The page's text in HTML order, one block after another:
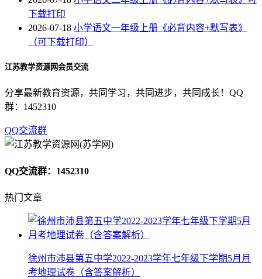
下载打印
2026-07-18 小学语文一年级上册《必背内容+默写表》
（可下载打印）
江苏教学资源网会员交流
分享最新教育资源，共同学习，共同进步，共同成长！QQ
群：1452310
QQ交流群
QQ交流群：1452310
热门文章
徐州市沛县第五中学2022-2023学年七年级下学期5月月
考地理试卷（含答案解析）